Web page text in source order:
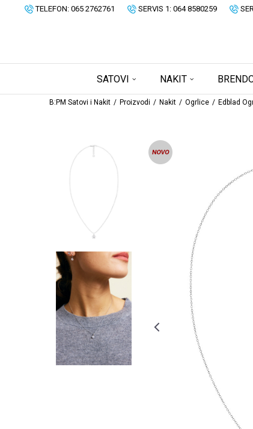
TELEFON: 065 2762761 SERVIS 1: 064 8580259
SATOVI NAKIT
B:PM Satovi i Nakit Proizvodi Nakit Ogrlice Edblad